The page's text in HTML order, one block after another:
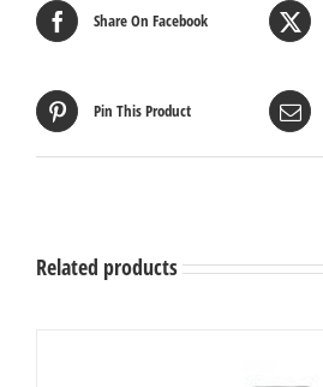
Share On Facebook
Pin This Product
Related products